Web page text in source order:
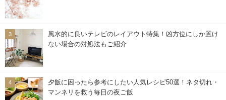
風水的に良いテレビのレイアウト特集！凶方位にしか置け
ない場合の対処法もご紹介
夕飯に困ったら参考にしたい人気レシピ50選！ネタ切れ・
マンネリを救う毎日の夜ご飯